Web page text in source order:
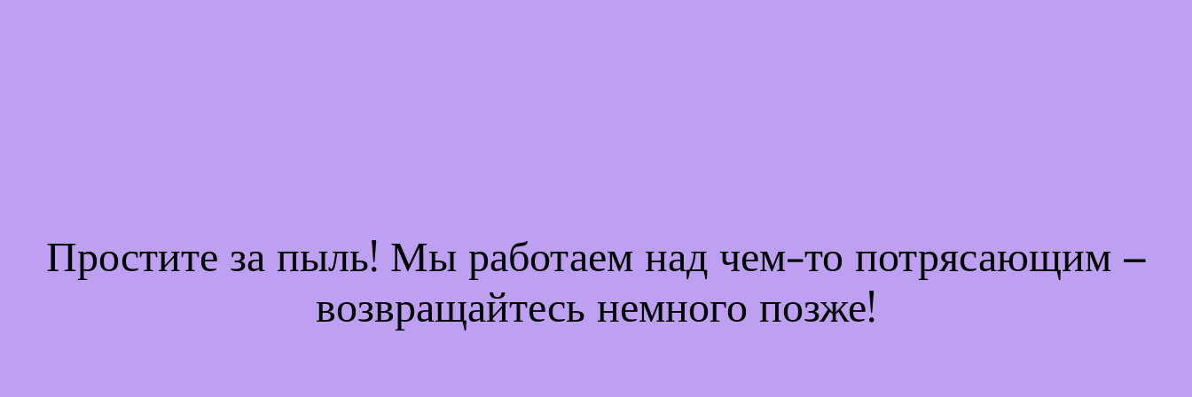
Простите за пыль! Мы работаем над чем-то потрясающим –
возвращайтесь немного позже!